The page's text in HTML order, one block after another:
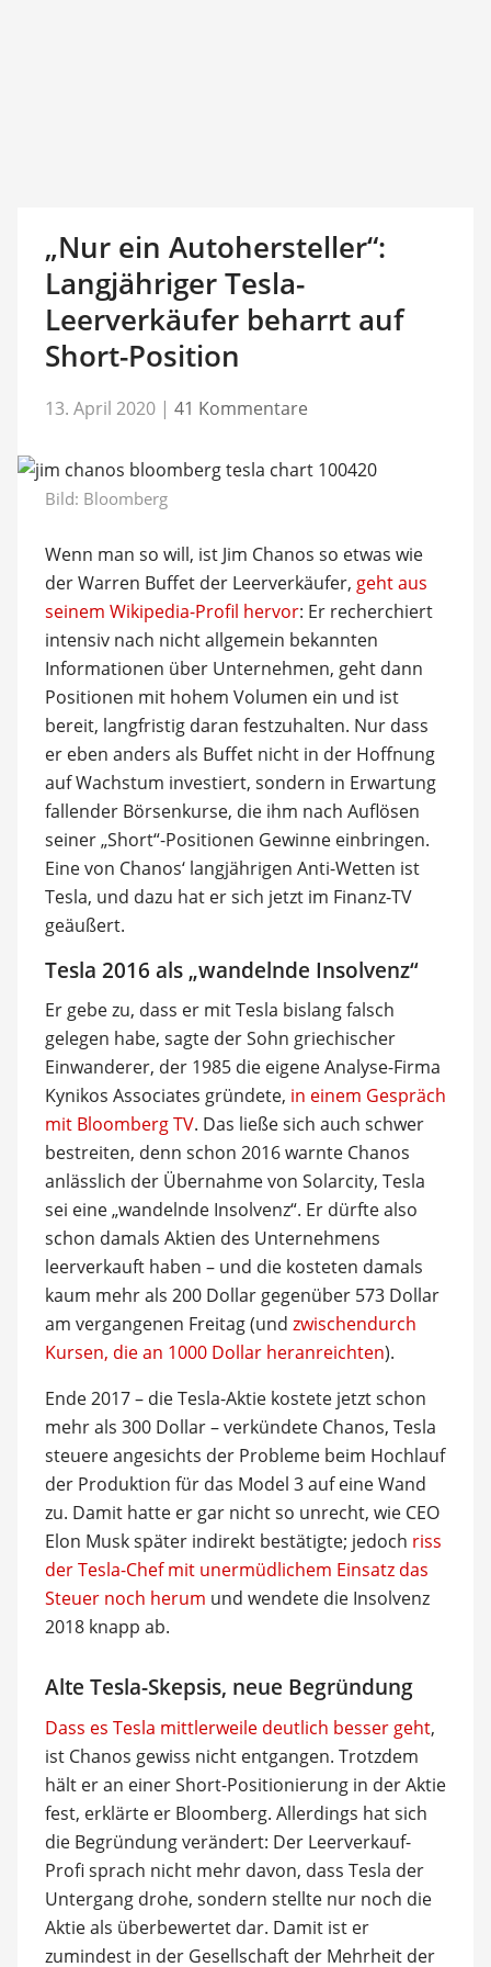
„Nur ein Autohersteller“:
Langjähriger Tesla-
Leerverkäufer beharrt auf
Short-Position
13. April 2020 | 41 Kommentare
Bild: Bloomberg
Wenn man so will, ist Jim Chanos so etwas wie
der Warren Buffet der Leerverkäufer, geht aus
seinem Wikipedia-Profil hervor: Er recherchiert
intensiv nach nicht allgemein bekannten
Informationen über Unternehmen, geht dann
Positionen mit hohem Volumen ein und ist
bereit, langfristig daran festzuhalten. Nur dass
er eben anders als Buffet nicht in der Hoffnung
auf Wachstum investiert, sondern in Erwartung
fallender Börsenkurse, die ihm nach Auflösen
seiner „Short“-Positionen Gewinne einbringen.
Eine von Chanos‘ langjährigen Anti-Wetten ist
Tesla, und dazu hat er sich jetzt im Finanz-TV
geäußert.
Tesla 2016 als „wandelnde Insolvenz“
Er gebe zu, dass er mit Tesla bislang falsch
gelegen habe, sagte der Sohn griechischer
Einwanderer, der 1985 die eigene Analyse-Firma
Kynikos Associates gründete, in einem Gespräch
mit Bloomberg TV. Das ließe sich auch schwer
bestreiten, denn schon 2016 warnte Chanos
anlässlich der Übernahme von Solarcity, Tesla
sei eine „wandelnde Insolvenz“. Er dürfte also
schon damals Aktien des Unternehmens
leerverkauft haben – und die kosteten damals
kaum mehr als 200 Dollar gegenüber 573 Dollar
am vergangenen Freitag (und zwischendurch
Kursen, die an 1000 Dollar heranreichten).
Ende 2017 – die Tesla-Aktie kostete jetzt schon
mehr als 300 Dollar – verkündete Chanos, Tesla
steuere angesichts der Probleme beim Hochlauf
der Produktion für das Model 3 auf eine Wand
zu. Damit hatte er gar nicht so unrecht, wie CEO
Elon Musk später indirekt bestätigte; jedoch riss
der Tesla-Chef mit unermüdlichem Einsatz das
Steuer noch herum und wendete die Insolvenz
2018 knapp ab.
Alte Tesla-Skepsis, neue Begründung
Dass es Tesla mittlerweile deutlich besser geht,
ist Chanos gewiss nicht entgangen. Trotzdem
hält er an einer Short-Positionierung in der Aktie
fest, erklärte er Bloomberg. Allerdings hat sich
die Begründung verändert: Der Leerverkauf-
Profi sprach nicht mehr davon, dass Tesla der
Untergang drohe, sondern stellte nur noch die
Aktie als überbewertet dar. Damit ist er
zumindest in der Gesellschaft der Mehrheit der